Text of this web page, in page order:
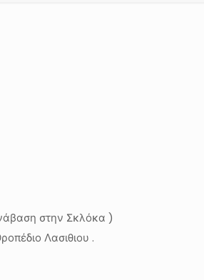
στην Σκλόκα )
Λασιθιου .